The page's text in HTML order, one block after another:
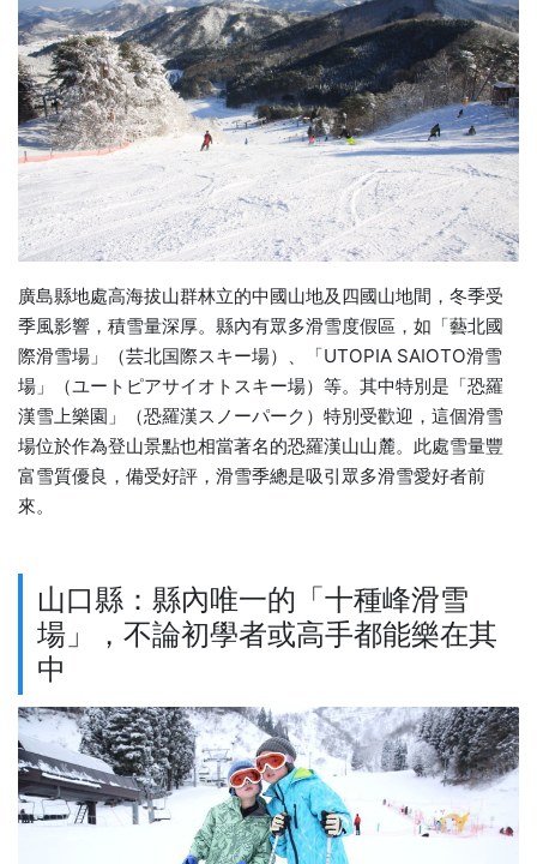
廣島縣地處高海拔山群林立的中國山地及四國山地間，冬季受
季風影響，積雪量深厚。縣內有眾多滑雪度假區，如「藝北國
際滑雪場」（芸北国際スキー場）、「UTOPIA SAIOTO滑雪
場」（ユートピアサイオトスキー場）等。其中特別是「恐羅
漢雪上樂園」（恐羅漢スノーパーク）特別受歡迎，這個滑雪
場位於作為登山景點也相當著名的恐羅漢山山麓。此處雪量豐
富雪質優良，備受好評，滑雪季總是吸引眾多滑雪愛好者前
來。
山口縣：縣內唯一的「十種峰滑雪
場」，不論初學者或高手都能樂在其
中